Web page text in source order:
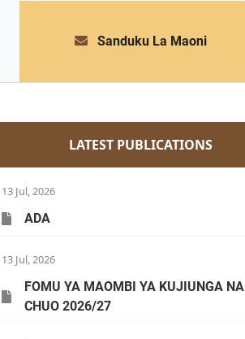
Sanduku La Maoni
LATEST PUBLICATIONS
13 Jul, 2026
ADA
13 Jul, 2026
FOMU YA MAOMBI YA KUJIUNGA NA
CHUO 2026/27